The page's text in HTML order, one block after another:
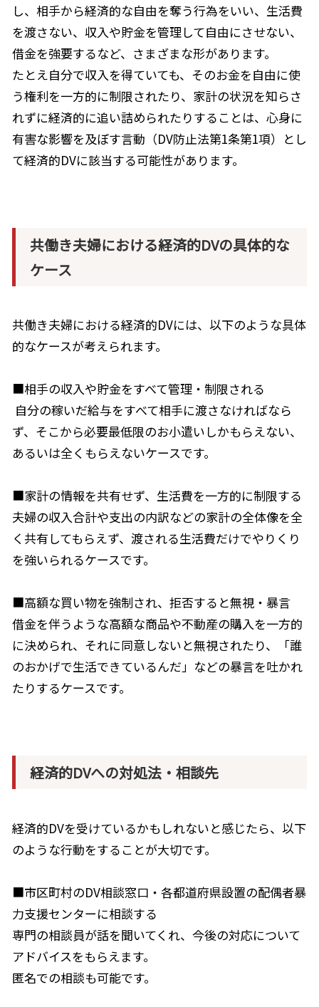
し、相手から経済的な自由を奪う行為をいい、生活費
を渡さない、収入や貯金を管理して自由にさせない、
借金を強要するなど、さまざまな形があります。
たとえ自分で収入を得ていても、そのお金を自由に使
う権利を一方的に制限されたり、家計の状況を知らさ
れずに経済的に追い詰められたりすることは、心身に
有害な影響を及ぼす言動（DV防止法第1条第1項）とし
て経済的DVに該当する可能性があります。
共働き夫婦における経済的DVの具体的な
ケース
共働き夫婦における経済的DVには、以下のような具体
的なケースが考えられます。
■相手の収入や貯金をすべて管理・制限される
自分の稼いだ給与をすべて相手に渡さなければなら
ず、そこから必要最低限のお小遣いしかもらえない、
あるいは全くもらえないケースです。
■家計の情報を共有せず、生活費を一方的に制限する
夫婦の収入合計や支出の内訳などの家計の全体像を全
く共有してもらえず、渡される生活費だけでやりくり
を強いられるケースです。
■高額な買い物を強制され、拒否すると無視・暴言
借金を伴うような高額な商品や不動産の購入を一方的
に決められ、それに同意しないと無視されたり、「誰
のおかげで生活できているんだ」などの暴言を吐かれ
たりするケースです。
経済的DVへの対処法・相談先
経済的DVを受けているかもしれないと感じたら、以下
のような行動をすることが大切です。
■市区町村のDV相談窓口・各都道府県設置の配偶者暴
力支援センターに相談する
専門の相談員が話を聞いてくれ、今後の対応について
アドバイスをもらえます。
匿名での相談も可能です。